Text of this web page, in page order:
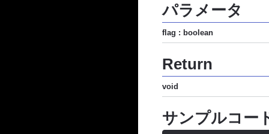
パラメータ
flag : boolean
Return
void
サンプルコー